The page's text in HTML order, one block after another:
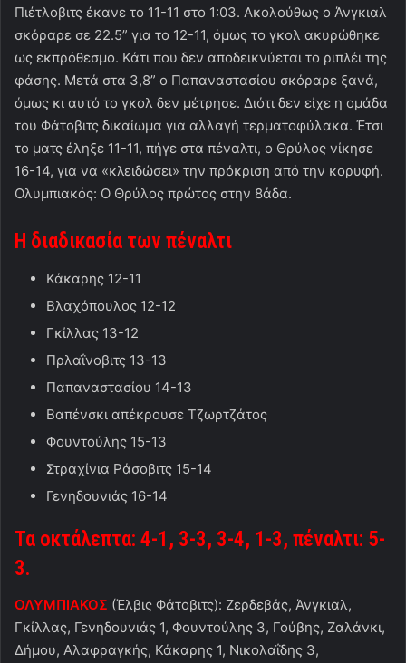
Πιέτλοβιτς έκανε το 11-11 στο 1:03. Ακολούθως ο Άνγκιαλ
σκόραρε σε 22.5” για το 12-11, όμως το γκολ ακυρώθηκε
ως εκπρόθεσμο. Κάτι που δεν αποδεικνύεται το ριπλέι της
φάσης. Μετά στα 3,8” ο Παπαναστασίου σκόραρε ξανά,
όμως κι αυτό το γκολ δεν μέτρησε. Διότι δεν είχε η ομάδα
του Φάτοβιτς δικαίωμα για αλλαγή τερματοφύλακα. Έτσι
το ματς έληξε 11-11, πήγε στα πέναλτι, ο Θρύλος νίκησε
16-14, για να «κλειδώσει» την πρόκριση από την κορυφή.
Ολυμπιακός: Ο Θρύλος πρώτος στην 8άδα.
Η διαδικασία των πέναλτι
Κάκαρης 12-11
Βλαχόπουλος 12-12
Γκίλλας 13-12
Πρλαΐνοβιτς 13-13
Παπαναστασίου 14-13
Βαπένσκι απέκρουσε Τζωρτζάτος
Φουντούλης 15-13
Στραχίνια Ράσοβιτς 15-14
Γενηδουνιάς 16-14
Τα οκτάλεπτα: 4-1, 3-3, 3-4, 1-3, πέναλτι: 5-
3.
ΟΛΥΜΠΙΑΚΟΣ (Έλβις Φάτοβιτς): Ζερδεβάς, Άνγκιαλ,
Γκίλλας, Γενηδουνιάς 1, Φουντούλης 3, Γούβης, Ζαλάνκι,
Δήμου, Αλαφραγκής, Κάκαρης 1, Νικολαΐδης 3,